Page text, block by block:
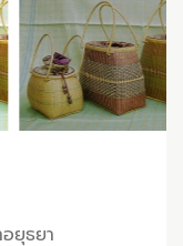
ยุธยา